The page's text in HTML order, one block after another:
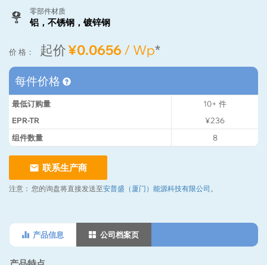
零部件材质
铝，不锈钢，镀锌钢
价 格： 起价¥0.0656/ Wp*
每件价格
最低订购量 10+ 件
EPR-TR
¥236
组件数量
8
联系生产商
注意： 您的询盘将直接发送至安普盛（厦门）能源科技有限公司 。
产品信息 公司档案页